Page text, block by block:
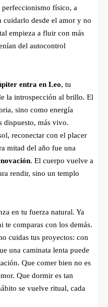
perfeccionismo físico, a
cuidarlo desde el amor y no
empieza a fluir con más
del autocontrol
entra en Leo, tu
la introspección al brillo. El
sino como energía
dispuesto, más vivo.
reconectar con el placer
mitad del año fue una
. El cuerpo vuelve a
rendir, sino un templo
en tu fuerza natural. Ya
te comparas con los demás.
cuidas tus proyectos: con
una caminata lenta puede
Que comer bien no es
Que dormir es tan
se vuelve ritual, cada